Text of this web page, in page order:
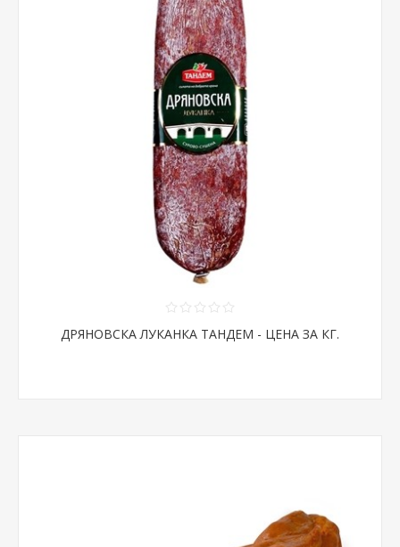
ДРЯНОВСКА ЛУКАНКА ТАНДЕМ - ЦЕНА ЗА КГ.